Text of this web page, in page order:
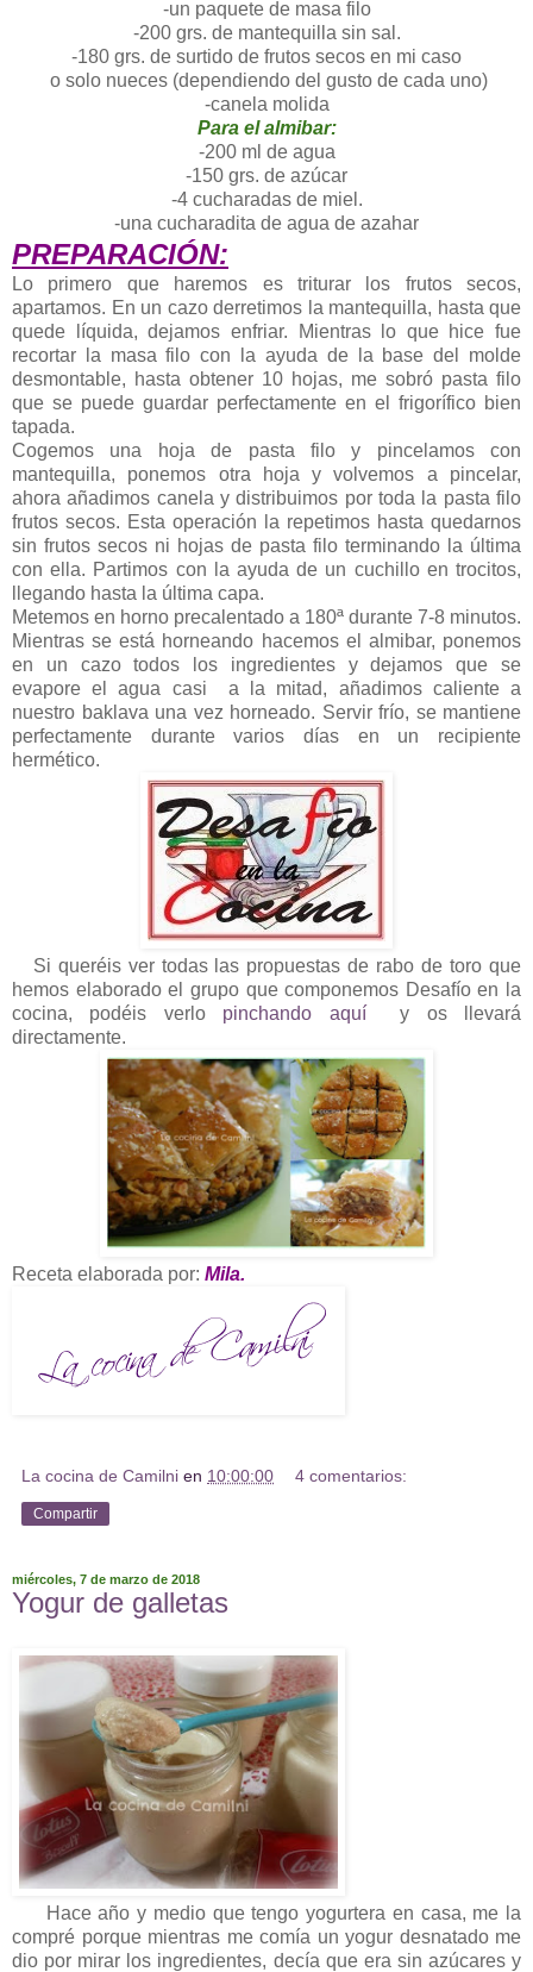
-un paquete de masa filo
-200 grs. de mantequilla sin sal.
-180 grs. de surtido de frutos secos en mi caso
o solo nueces (dependiendo del gusto de cada uno)
-canela molida
Para el almibar:
-200 ml de agua
-150 grs. de azúcar
-4 cucharadas de miel.
-una cucharadita de agua de azahar
PREPARACIÓN:
Lo primero que haremos es triturar los frutos secos,
apartamos. En un cazo derretimos la mantequilla, hasta que
quede líquida, dejamos enfriar. Mientras lo que hice fue
recortar la masa filo con la ayuda de la base del molde
desmontable, hasta obtener 10 hojas, me sobró pasta filo
que se puede guardar perfectamente en el frigorífico bien
tapada.
Cogemos una hoja de pasta filo y pincelamos con
mantequilla, ponemos otra hoja y volvemos a pincelar,
ahora añadimos canela y distribuimos por toda la pasta filo
frutos secos. Esta operación la repetimos hasta quedarnos
sin frutos secos ni hojas de pasta filo terminando la última
con ella. Partimos con la ayuda de un cuchillo en trocitos,
llegando hasta la última capa.
Metemos en horno precalentado a 180ª durante 7-8 minutos.
Mientras se está horneando hacemos el almibar, ponemos
en un cazo todos los ingredientes y dejamos que se
evapore el agua casi a la mitad, añadimos caliente a
nuestro baklava una vez horneado. Servir frío, se mantiene
perfectamente durante varios días en un recipiente
hermético.
Si queréis ver todas las propuestas de rabo de toro que
hemos elaborado el grupo que componemos Desafío en la
cocina, podéis verlo pinchando aquíy os llevará
directamente.
Receta elaborada por: Mila.
La cocina de Camilni en 10:00:00 4 comentarios:
Compartir
miércoles, 7 de marzo de 2018
Yogur de galletas
Hace año y medio que tengo yogurtera en casa, me la
compré porque mientras me comía un yogur desnatado me
dio por mirar los ingredientes, decía que era sin azúcares y